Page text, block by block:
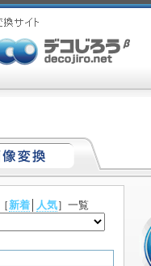
［新着 人気］一覧